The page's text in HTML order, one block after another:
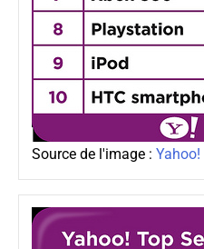
Source de l'image : Yahoo!